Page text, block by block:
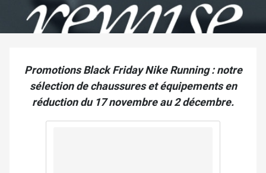
Promotions Black Friday Nike Running : notre
sélection de chaussures et équipements en
réduction du 17 novembre au 2 décembre.